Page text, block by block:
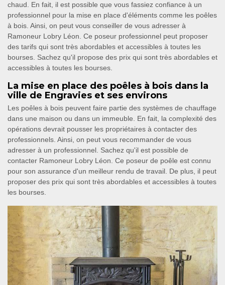
chaud. En fait, il est possible que vous fassiez confiance à un
professionnel pour la mise en place d'éléments comme les poêles
à bois. Ainsi, on peut vous conseiller de vous adresser à
Ramoneur Lobry Léon. Ce poseur professionnel peut proposer
des tarifs qui sont très abordables et accessibles à toutes les
bourses. Sachez qu'il propose des prix qui sont très abordables et
accessibles à toutes les bourses.
La mise en place des poêles à bois dans la
ville de Engravies et ses environs
Les poêles à bois peuvent faire partie des systèmes de chauffage
dans une maison ou dans un immeuble. En fait, la complexité des
opérations devrait pousser les propriétaires à contacter des
professionnels. Ainsi, on peut vous recommander de vous
adresser à un professionnel. Sachez qu'il est possible de
contacter Ramoneur Lobry Léon. Ce poseur de poêle est connu
pour son assurance d'un meilleur rendu de travail. De plus, il peut
proposer des prix qui sont très abordables et accessibles à toutes
les bourses.